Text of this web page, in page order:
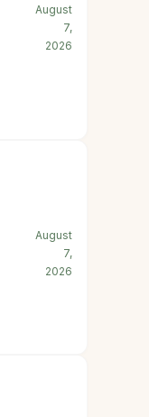
August
7,
2026
August
7,
2026